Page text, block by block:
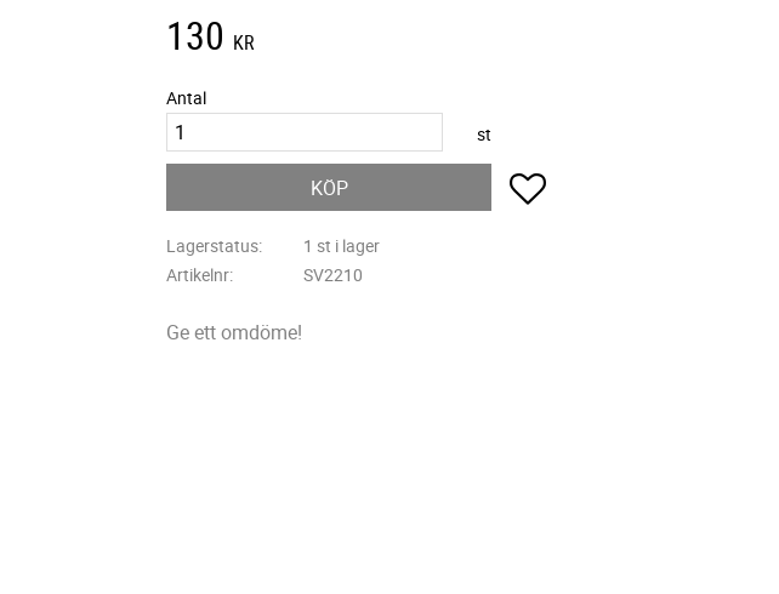
130 KR
Antal
st
KÖP Lägg till i favoriter
Lagerstatus
1 st i lager
Artikelnr
SV2210
Ge ett omdöme!